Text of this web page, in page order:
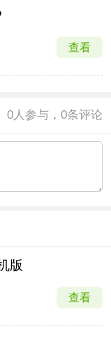
查看
0 人参与，0条评论
版
查看